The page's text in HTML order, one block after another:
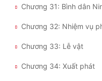
Chương 31: Bình dân
Chương 33: Lễ vật
Chương 34: Xuất phát